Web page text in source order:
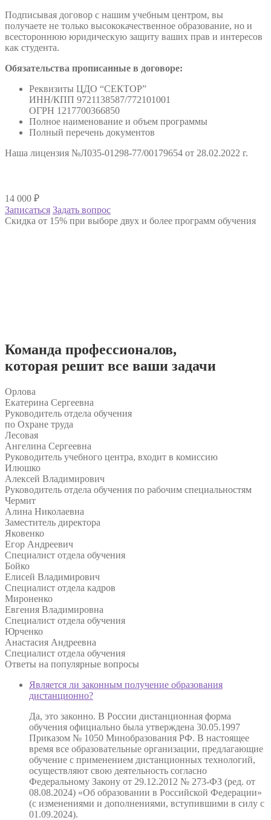
Подписывая договор с нашим учебным центром, вы
получаете не только высококачественное образование, но и
всестороннюю юридическую защиту ваших прав и интересов
как студента.
Обязательства прописанные в договоре:
Реквизиты ЦДО “СЕКТОР”
ИНН/КПП 9721138587/772101001
ОГРН 1217700366850
Полное наименование и объем программы
Полный перечень документов
Наша лицензия №Л035-01298-77/00179654 от 28.02.2022 г.
14 000 ₽
Записаться Задать вопрос
Скидка от 15% при выборе двух и более программ обучения
Команда профессионалов,
которая решит все ваши задачи
Орлова
Екатерина Сергеевна
Руководитель отдела обучения
по Охране труда
Лесовая
Ангелина Сергеевна
Руководитель учебного центра, входит в комиссию
Илюшко
Алексей Владимирович
Руководитель отдела обучения по рабочим специальностям
Чермит
Алина Николаевна
Заместитель директора
Яковенко
Егор Андреевич
Специалист отдела обучения
Бойко
Елисей Владимирович
Специалист отдела кадров
Мироненко
Евгения Владимировна
Специалист отдела обучения
Юрченко
Анастасия Андреевна
Специалист отдела обучения
Ответы на популярные вопросы
Является ли законным получение образования
дистанционно?
Да, это законно. В России дистанционная форма
обучения официально была утверждена 30.05.1997
Приказом № 1050 Минобразования РФ. В настоящее
время все образовательные организации, предлагающие
обучение с применением дистанционных технологий,
осуществляют свою деятельность согласно
Федеральному Закону от 29.12.2012 № 273-ФЗ (ред. от
08.08.2024) «Об образовании в Российской Федерации»
(с изменениями и дополнениями, вступившими в силу с
01.09.2024).